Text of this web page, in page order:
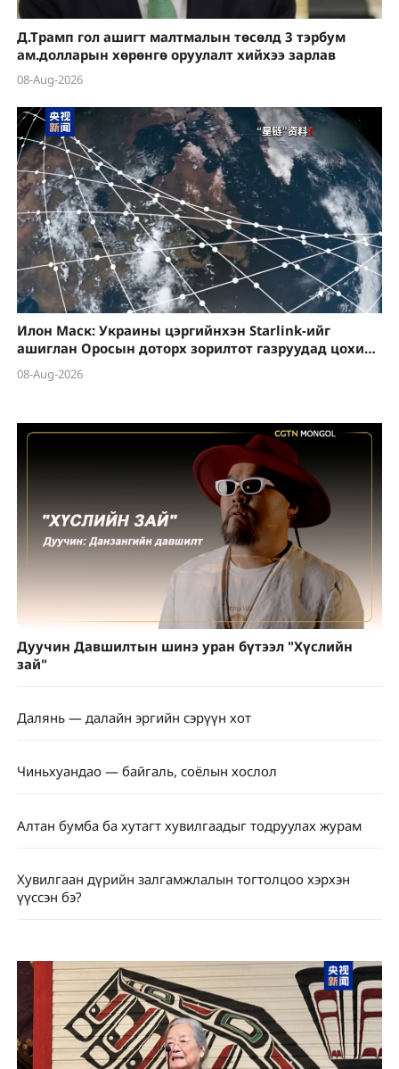
Д.Трамп гол ашигт малтмалын төсөлд 3 тэрбум
ам.долларын хөрөнгө оруулалт хийхээ зарлав
08-Aug-2026
Илон Маск: Украины цэргийнхэн Starlink-ийг
ашиглан Оросын доторх зорилтот газруудад цохилт
өгөхийг зөвшөөрөхгүй
08-Aug-2026
Дуучин Давшилтын шинэ уран бүтээл "Хүслийн
зай"
Далянь — далайн эргийн сэрүүн хот
Чиньхуандао — байгаль, соёлын хослол
Алтан бумба ба хутагт хувилгаадыг тодруулах журам
Хувилгаан дүрийн залгамжлалын тогтолцоо хэрхэн
үүссэн бэ?